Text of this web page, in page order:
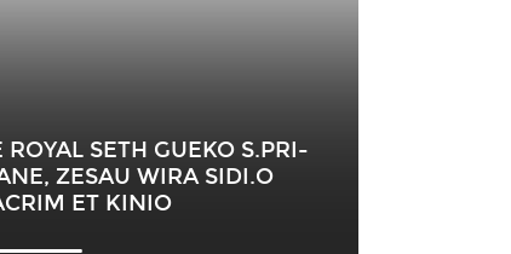
ROYAL SETH GUEKO S.PRI-
ZESAU WIRA SIDI.O
ET KINIO